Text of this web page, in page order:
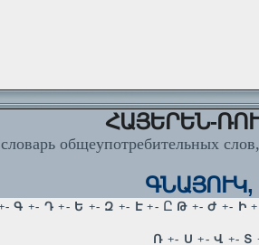
ՀԱՅԵՐԵՆ-
словарь общеупотребительных
ԳՆԱՅՈՒԿ,